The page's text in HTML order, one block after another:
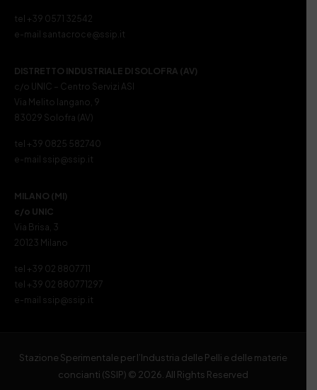
tel +39 0571 32542
e-mail santacroce@ssip.it
DISTRETTO INDUSTRIALE DI SOLOFRA (AV)
c/o UNIC – Centro Servizi ASI
Via Melito Iangano, 9
83029 Solofra (AV)
tel +39 0825 582740
e-mail ssip@ssip.it
MILANO (MI)
c/o UNIC
Via Brisa, 3
20123 Milano
tel +39 02 8807711
tel +39 02 880771297
e-mail ssip@ssip.it
Stazione Sperimentale per l’Industria delle Pelli e delle materie
concianti (SSIP) © 2026. All Rights Reserved